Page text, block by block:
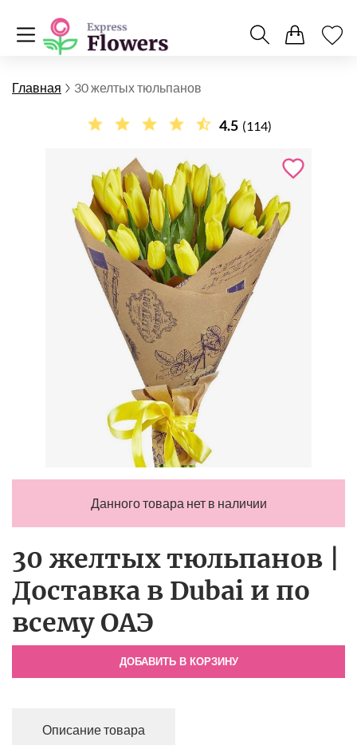
Главная 30 желтых тюльпанов
4.5 (114)
Данного товара нет в наличии
30 желтых тюльпанов |
Доставка в Dubai и по
всему ОАЭ
ДОБАВИТЬ В КОРЗИНУ
Описание товара